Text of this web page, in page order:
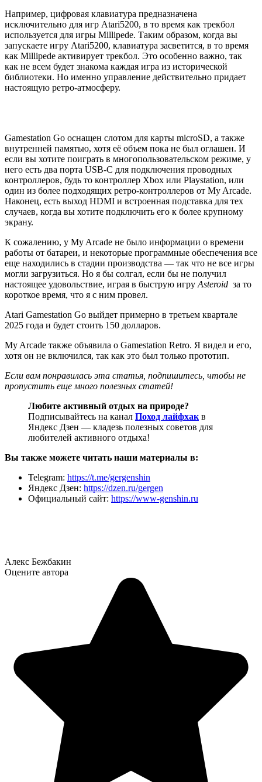
Например, цифровая клавиатура предназначена
исключительно для игр Atari5200, в то время как трекбол
используется для игры Millipede. Таким образом, когда вы
запускаете игру Atari5200, клавиатура засветится, в то время
как Millipede активирует трекбол. Это особенно важно, так
как не всем будет знакома каждая игра из исторической
библиотеки. Но именно управление действительно придает
настоящую ретро-атмосферу.
Gamestation Go оснащен слотом для карты microSD, а также
внутренней памятью, хотя её объем пока не был оглашен. И
если вы хотите поиграть в многопользовательском режиме, у
него есть два порта USB-C для подключения проводных
контроллеров, будь то контроллер Xbox или Playstation, или
один из более подходящих ретро-контроллеров от My Arcade.
Наконец, есть выход HDMI и встроенная подставка для тех
случаев, когда вы хотите подключить его к более крупному
экрану.
К сожалению, у My Arcade не было информации о времени
работы от батареи, и некоторые программные обеспечения все
еще находились в стадии производства — так что не все игры
могли загрузиться. Но я бы солгал, если бы не получил
настоящее удовольствие, играя в быструю игру Asteroid за то
короткое время, что я с ним провел.
Atari Gamestation Go выйдет примерно в третьем квартале
2025 года и будет стоить 150 долларов.
My Arcade также объявила о Gamestation Retro. Я видел и его,
хотя он не включился, так как это был только прототип.
Если вам понравилась эта статья, подпишитесь, чтобы не
пропустить еще много полезных статей!
Любите активный отдых на природе?
Подписывайтесь на канал Поход лайфхак в
Яндекс Дзен — кладезь полезных советов для
любителей активного отдыха!
Вы также можете читать наши материалы в:
Telegram: https://t.me/gergenshin
Яндекс Дзен: https://dzen.ru/gergen
Официальный сайт: https://www-genshin.ru
Алекс Бежбакин
Оцените автора